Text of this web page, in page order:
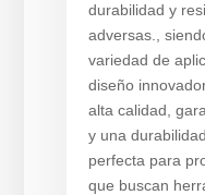
durabilidad y
adversas.,
variedad de
diseño
alta calidad,
y una
perfecta para
que buscan